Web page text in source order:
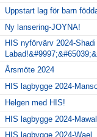
Uppstart lag för barn
Ny lansering-JOYNA!
HIS nyförvärv 2024-Shadi
Årsmöte 2024
HIS lagbygge 2024-
Helgen med HIS!
HIS lagbygge 2024-
HIS lagbygge 2024-Wael